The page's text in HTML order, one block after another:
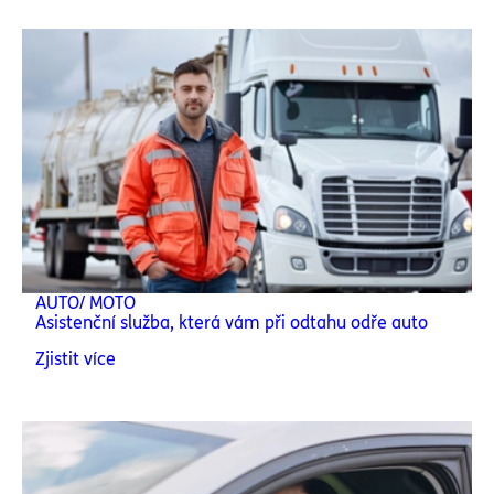
AUTO/ MOTO
Asistenční služba, která vám při odtahu odře auto
Zjistit více